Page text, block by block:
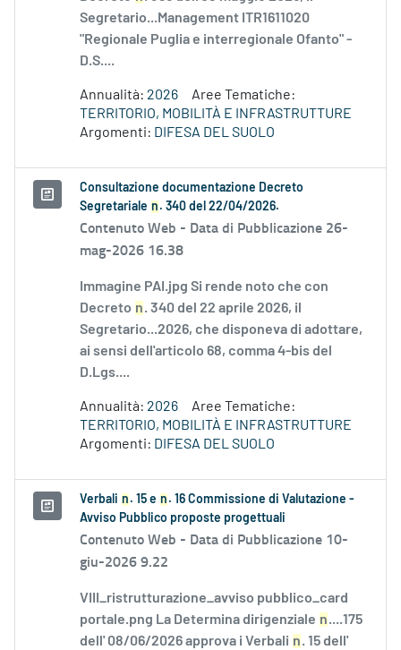
Segretario...Management ITR1611020
"Regionale Puglia e interregionale Ofanto" -
D.S....
Annualità: 2026
Aree Tematiche:
TERRITORIO, MOBILITÀ E INFRASTRUTTURE
Argomenti: DIFESA DEL SUOLO
Consultazione documentazione Decreto
Segretariale n . 340 del 22/04/2026.
Contenuto Web - Data di Pubblicazione 26-
mag-2026 16.38
Immagine PAI.jpg Si rende noto che con
Decreto n. 340 del 22 aprile 2026, il
Segretario...2026, che disponeva di adottare,
ai sensi dell'articolo 68, comma 4-bis del
D.Lgs....
Annualità: 2026
Aree Tematiche:
TERRITORIO, MOBILITÀ E INFRASTRUTTURE
Argomenti: DIFESA DEL SUOLO
Verbali n . 15 e n . 16 Commissione di Valutazione -
Avviso Pubblico proposte progettuali
Contenuto Web - Data di Pubblicazione 10-
giu-2026 9.22
VIII_ristrutturazione_avviso pubblico_card
portale.png La Determina dirigenziale n....175
dell' 08/06/2026 approva i Verbali n. 15 dell'